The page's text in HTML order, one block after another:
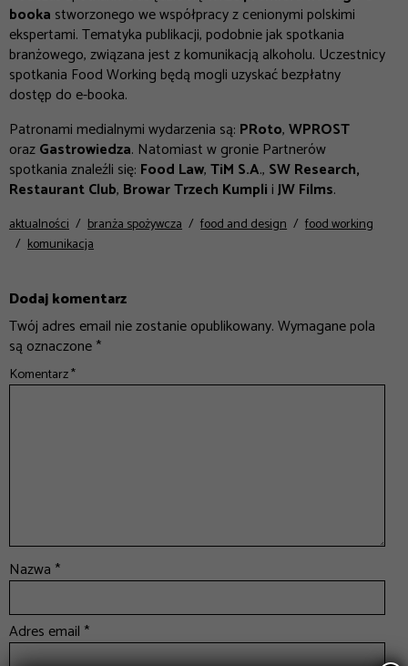
booka stworzonego we współpracy z cenionymi polskimi
ekspertami. Tematyka publikacji, podobnie jak spotkania
branżowego, związana jest z komunikacją alkoholu. Uczestnicy
spotkania Food Working będą mogli uzyskać bezpłatny
dostęp do e-booka.
Patronami medialnymi wydarzenia są: PRoto,WPROST
orazGastrowiedza. Natomiast w gronie Partnerów
spotkania znaleźli się: Food Law,TiM S.A., SW Research,
Restaurant Club, Browar Trzech KumpliiJW Films.
aktualności branża spożywcza food and design
food working
komunikacja
Dodaj komentarz
Twój adres email nie zostanie opublikowany.Wymagane pola
są oznaczone*
Komentarz*
Nazwa *
Adres email *